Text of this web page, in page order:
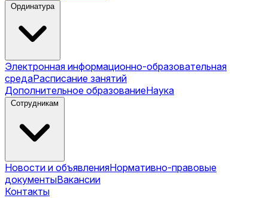
Ординатура
Электронная информационно-образовательная
средаРасписание занятий
Дополнительное образованиеНаука
Сотрудникам
Новости и объявленияНормативно-правовые
документыВакансии
Контакты